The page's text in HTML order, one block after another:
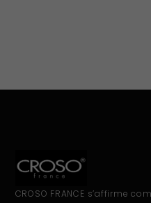
CROSO FRANCE s’affirme